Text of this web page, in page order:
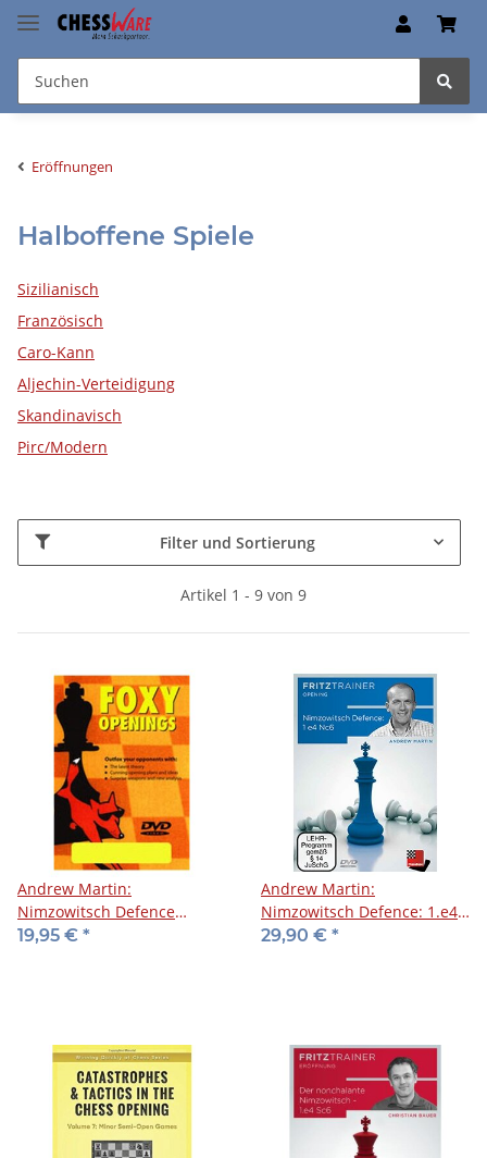
Eröffnungen
Halboffene Spiele
Sizilianisch
Französisch
Caro-Kann
Aljechin-Verteidigung
Skandinavisch
Pirc/Modern
Filter und Sortierung
Artikel 1 - 9 von 9
Andrew Martin:
Nimzowitsch Defence
(1...Nc6) - DVD
19,95 € *
Andrew Martin:
Nimzowitsch Defence: 1.e4
Nc6
29,90 € *